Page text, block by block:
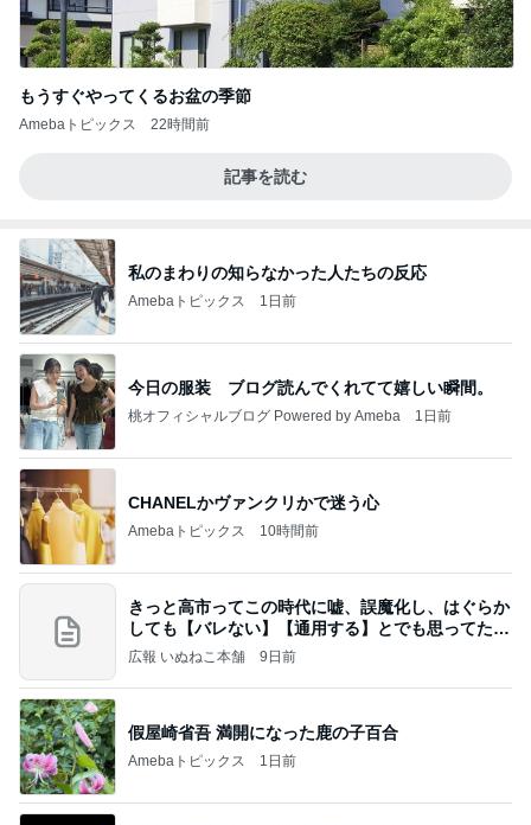
もうすぐやってくるお盆の季節
Amebaトピックス 22時間前
記事を読む
私のまわりの知らなかった人たちの反応
Amebaトピックス 1日前
今日の服装 ブログ読んでくれてて嬉しい瞬間。
桃オフィシャルブログ Powered by Ameba 1日前
CHANELかヴァンクリかで迷う心
Amebaトピックス 10時間前
きっと高市ってこの時代に嘘、誤魔化し、はぐらか
しても【バレない】【通用する】とでも思ってたん
だろ
広報 いぬねこ本舗 9日前
假屋崎省吾 満開になった鹿の子百合
Amebaトピックス 1日前